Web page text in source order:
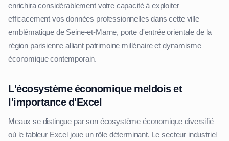
enrichira considérablement votre capacité à exploiter
efficacement vos données professionnelles dans cette ville
emblématique de Seine-et-Marne, porte d'entrée orientale de la
région parisienne alliant patrimoine millénaire et dynamisme
économique contemporain.
L'écosystème économique meldois et
l'importance d'Excel
Meaux se distingue par son écosystème économique diversifié
où le tableur Excel joue un rôle déterminant. Le secteur industriel